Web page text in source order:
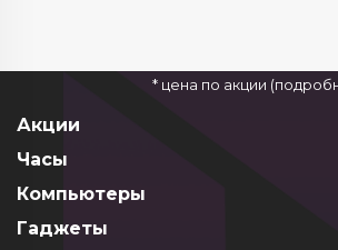
* цена по акции
Акции
Часы
Компьютеры
Гаджеты